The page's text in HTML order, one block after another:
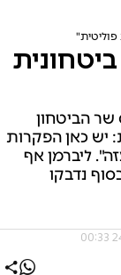
פוליטית"
הביטחון
יש כאן הפקרות
ליברמן אף
נדבקו